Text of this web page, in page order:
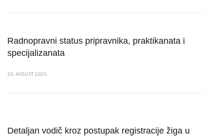
Radnopravni status pripravnika, praktikanata i
specijalizanata
25. AVGUST 2025.
Detaljan vodič kroz postupak registracije žiga u